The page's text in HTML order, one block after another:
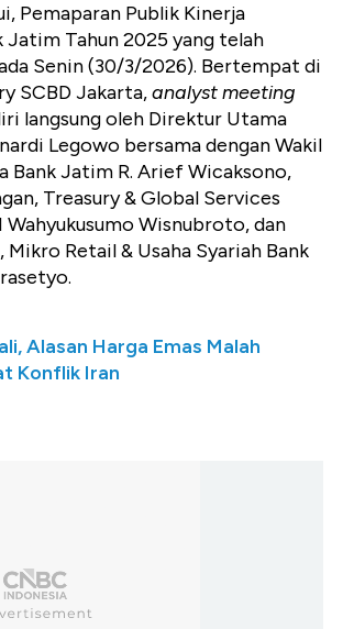
Pemaparan Publik Kinerja
Jatim Tahun 2025 yang telah
Senin (30/3/2026). Bertempat di
SCBD Jakarta,analyst meeting
langsung oleh Direktur Utama
Legowo bersama dengan Wakil
Bank Jatim R. Arief Wicaksono,
Treasury & Global Services
Wahyukusumo Wisnubroto, dan
Retail & Usaha Syariah Bank
Alasan Harga Emas Malah
Konflik Iran